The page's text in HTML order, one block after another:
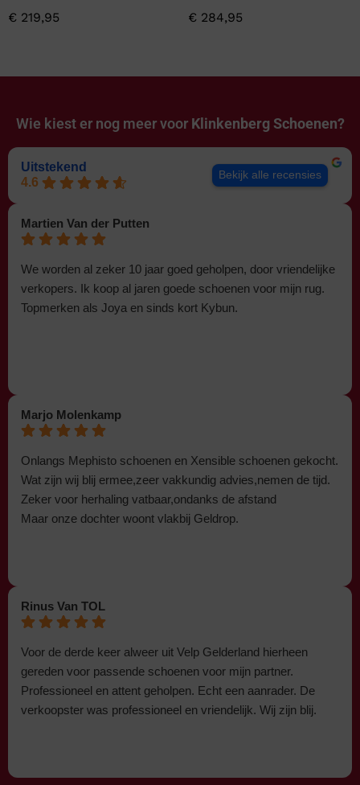
€ 219,95 € 284,95
Wie kiest er nog meer voor Klinkenberg Schoenen?
Uitstekend
4.6
Bekijk alle recensies
Martien Van der Putten
We worden al zeker 10 jaar goed geholpen, door vriendelijke
verkopers. Ik koop al jaren goede schoenen voor mijn rug.
Topmerken als Joya en sinds kort Kybun.
Marjo Molenkamp
Onlangs Mephisto schoenen en Xensible schoenen gekocht.
Wat zijn wij blij ermee,zeer vakkundig advies,nemen de tijd.
Zeker voor herhaling vatbaar,ondanks de afstand
Maar onze dochter woont vlakbij Geldrop.
Rinus Van TOL
Voor de derde keer alweer uit Velp Gelderland hierheen
gereden voor passende schoenen voor mijn partner.
Professioneel en attent geholpen. Echt een aanrader. De
verkoopster was professioneel en vriendelijk. Wij zijn blij.